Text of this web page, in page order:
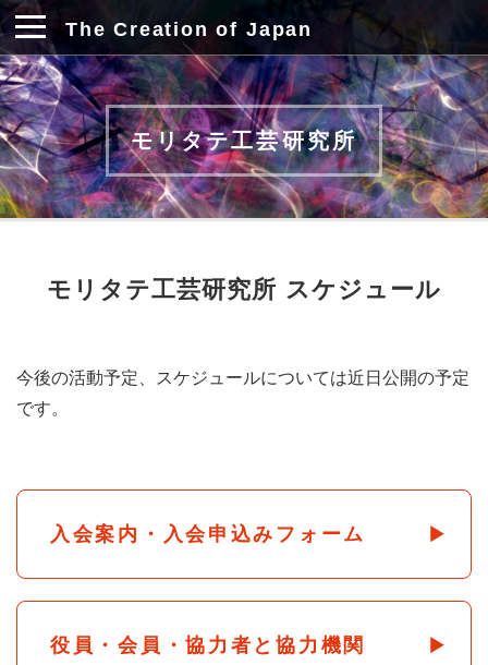
The Creation of Japan
モリタテ工芸研究所
モリタテ工芸研究所 スケジュール
今後の活動予定、スケジュールについては近日公開の予定
です。
入会案内・入会申込みフォーム
役員・会員・協力者と協力機関